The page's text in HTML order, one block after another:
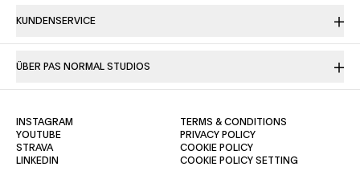
KUNDENSERVICE
ÜBER PAS NORMAL STUDIOS
TERMS & CONDITIONS
PRIVACY POLICY(OPENS IN A NEW TAB)
COOKIE POLICY(OPENS IN A NEW TAB)
COOKIE POLICY SETTING
INSTAGRAM
YOUTUBE(OPENS IN A NEW TAB)
STRAVA(OPENS IN A NEW TAB)
LINKEDIN